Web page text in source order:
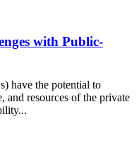
with Public-
have the potential to
and resources of the private